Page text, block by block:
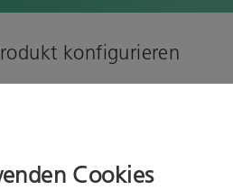
Cookies
konfigurieren